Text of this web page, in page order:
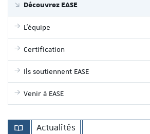
Découvrez EASE
L'équipe
Certification
Ils soutiennent EASE
Venir à EASE
Actualités